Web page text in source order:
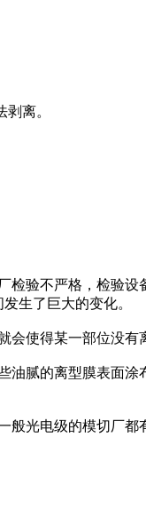
离。
验不严格，检验
生了巨大的变化。
使得某一部位没
腻的离型膜表面
光电级的模切厂